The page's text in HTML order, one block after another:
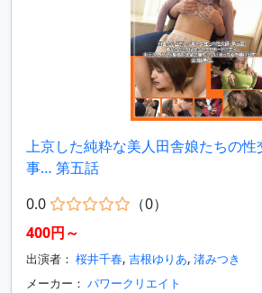
上京した純粋な美人田舎娘たちの性
事… 第五話
0.0
（0）
400円～
出演者： 桜井千春, 吉根ゆりあ, 渚みつき
メーカー： パワークリエイト